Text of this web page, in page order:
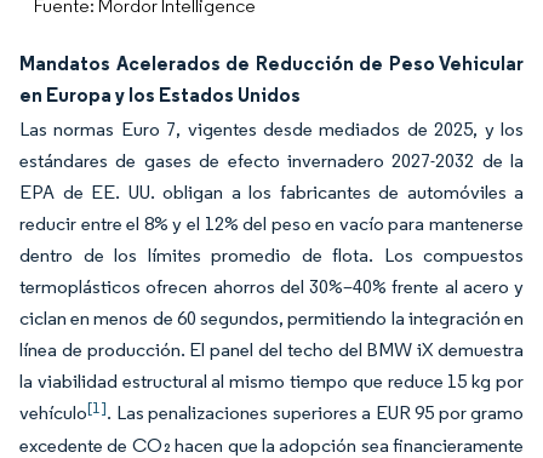
Fuente: Mordor Intelligence
Mandatos Acelerados de Reducción de Peso Vehicular
en Europa y los Estados Unidos
Las normas Euro 7, vigentes desde mediados de 2025, y los
estándares de gases de efecto invernadero 2027-2032 de la
EPA de EE. UU. obligan a los fabricantes de automóviles a
reducir entre el 8% y el 12% del peso en vacío para mantenerse
dentro de los límites promedio de flota. Los compuestos
termoplásticos ofrecen ahorros del 30%–40% frente al acero y
ciclan en menos de 60 segundos, permitiendo la integración en
línea de producción. El panel del techo del BMW iX demuestra
la viabilidad estructural al mismo tiempo que reduce 15 kg por
vehículo[1]. Las penalizaciones superiores a EUR 95 por gramo
excedente de CO₂ hacen que la adopción sea financieramente